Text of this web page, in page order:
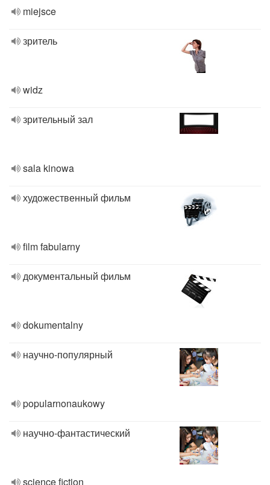
miejsce
зритель
widz
зрительный зал
sala kinowa
художественный фильм
film fabularny
документальный фильм
dokumentalny
научно-популярный
popularnonaukowy
научно-фантастический
science fiction